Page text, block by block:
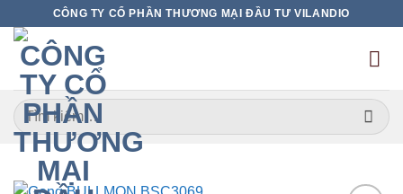
qua
dung
CÔNG TY CỔ PHẦN THƯƠNG MẠI ĐẦU TƯ VILANDIO
Tìm
kiếm: